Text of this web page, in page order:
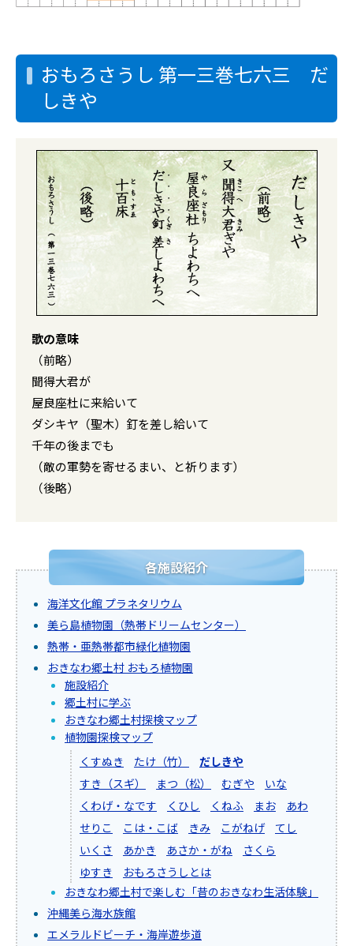
おもろさうし 第一三巻七六三 だ
しきや
歌の意味
（前略）
聞得大君が
屋良座杜に来給いて
ダシキヤ（聖木）釘を差し給いて
千年の後までも
（敵の軍勢を寄せるまい、と祈ります）
（後略）
各施設紹介
海洋文化館 プラネタリウム
美ら島植物園（熱帯ドリームセンター）
熱帯・亜熱帯都市緑化植物園
おきなわ郷土村 おもろ植物園
施設紹介
郷土村に学ぶ
おきなわ郷土村探検マップ
植物園探検マップ
くすぬき
たけ（竹）
だしきや
すき（スギ）
まつ（松） むぎや
いな
くわげ・なです
くひし くねふ まお
あわ
せりこ
こは・こば きみ こがねげ
てし
いくさ
あかき あさか・がね
さくら
ゆすき
おもろさうしとは
おきなわ郷土村で楽しむ「昔のおきなわ生活体験」
沖縄美ら海水族館
エメラルドビーチ・海岸遊歩道